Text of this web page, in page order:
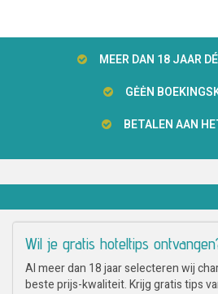
MEER DAN 18 JAAR
GĖĖN
BETALEN AAN
Wil je gratis hoteltips
Al meer dan 18 jaar selecteren wij
beste prijs-kwaliteit. Krijg gratis tips